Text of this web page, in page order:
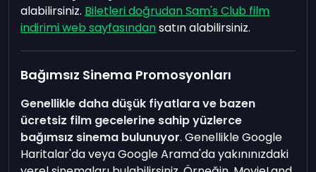
alabilirsiniz. Biletleri doğrudan Sam's Club film
indirimi web sayfasındansatın alabilirsiniz.
Bağımsız Sinema Promosyonları
Genellikle daha düşük fiyatlara ve bazen
ücretsiz film gecelerine sahip yüzlerce
bağımsız sinema bulunuyor. Genellikle Google
Haritalar'da veya Google Arama'da yakınınızdaki